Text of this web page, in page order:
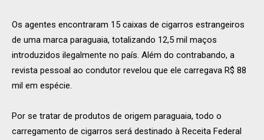
Os agentes encontraram 15 caixas de cigarros estrangeiros
de uma marca paraguaia, totalizando 12,5 mil maços
introduzidos ilegalmente no país. Além do contrabando, a
revista pessoal ao condutor revelou que ele carregava R$ 88
mil em espécie.
Por se tratar de produtos de origem paraguaia, todo o
carregamento de cigarros será destinado à Receita Federal